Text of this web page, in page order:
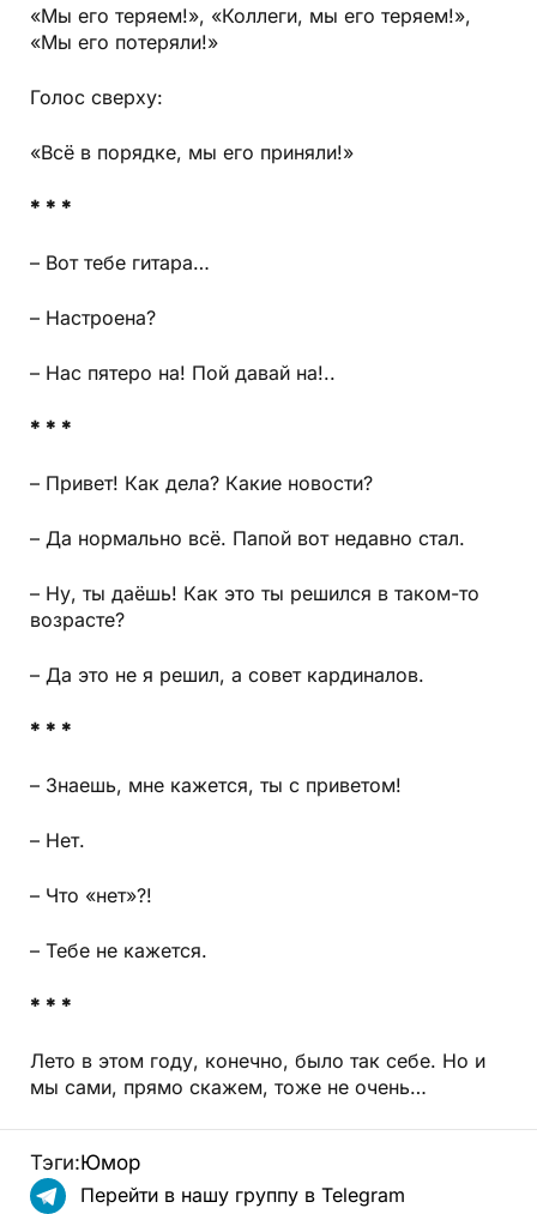
«Мы его теряем!», «Коллеги, мы его теряем!»,
«Мы его потеряли!»
Голос сверху:
«Всё в порядке, мы его приняли!»
* * *
– Вот тебе гитара…
– Настроена?
– Нас пятеро на! Пой давай на!..
* * *
– Привет! Как дела? Какие новости?
– Да нормально всё. Папой вот недавно стал.
– Ну, ты даёшь! Как это ты решился в таком-то
возрасте?
– Да это не я решил, а совет кардиналов.
* * *
– Знаешь, мне кажется, ты с приветом!
– Нет.
– Что «нет»?!
– Тебе не кажется.
* * *
Лето в этом году, конечно, было так себе. Но и
мы сами, прямо скажем, тоже не очень…
Тэги:Юмор
Перейти в нашу группу в Telegram